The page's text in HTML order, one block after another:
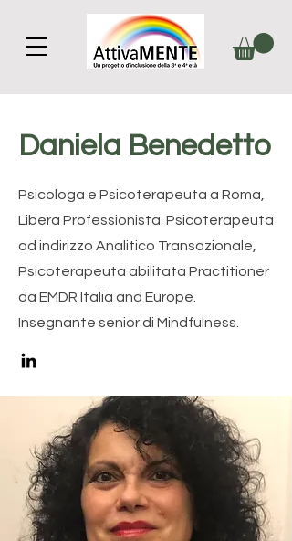
Daniela Benedetto
Psicologa e Psicoterapeuta a Roma,
Libera Professionista. Psicoterapeuta
ad indirizzo Analitico Transazionale,
Psicoterapeuta abilitata Practitioner
da EMDR Italia and Europe.
Insegnante senior di Mindfulness.